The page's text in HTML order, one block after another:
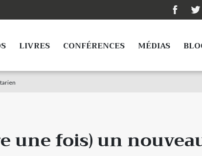
LIVRES CONFÉRENCES MÉDIAS
une fois) un